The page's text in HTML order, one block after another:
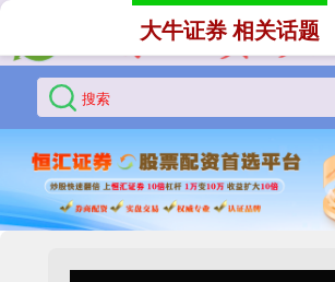
大牛证券 相关话题